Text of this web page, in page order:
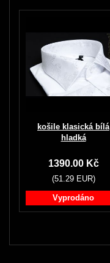
košile klasická bílá
hladká
1390.00 Kč
(51.29 EUR)
Vyprodáno